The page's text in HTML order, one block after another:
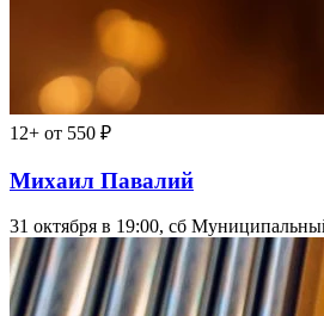
12+ от 550 ₽
Михаил Павалий
31 октября в 19:00, сб